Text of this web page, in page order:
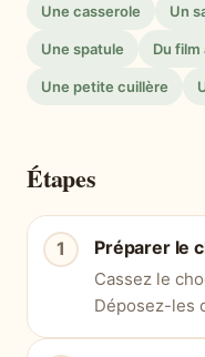
Une casserole Un
Une spatule Du film
Une petite cuillère
Étapes
Préparer le
Cassez le
Déposez-les